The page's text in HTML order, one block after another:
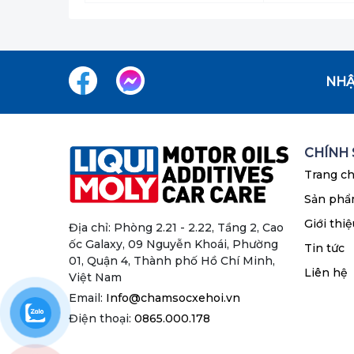
Địa chỉ: Phòng 2.21 - 2.22, Tầng 2, Cao
ốc Galaxy, 09 Nguyễn Khoái, Phường
01, Quận 4, Thành phố Hồ Chí Minh,
Việt Nam
Email: Info@chamsocxehoi.vn
Điện thoại: 0865.000.178
CHÍNH
Trang
Sản
Giới
Tin tức
Liên hệ